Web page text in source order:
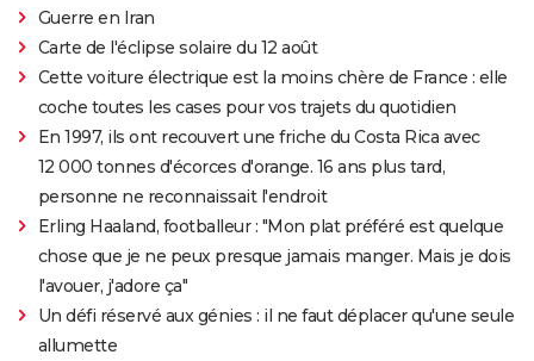
Guerre en Iran
Carte de l'éclipse solaire du 12 août
Cette voiture électrique est la moins chère de France : elle
coche toutes les cases pour vos trajets du quotidien
En 1997, ils ont recouvert une friche du Costa Rica avec
12 000 tonnes d'écorces d'orange. 16 ans plus tard,
personne ne reconnaissait l'endroit
Erling Haaland, footballeur : "Mon plat préféré est quelque
chose que je ne peux presque jamais manger. Mais je dois
l'avouer, j'adore ça"
Un défi réservé aux génies : il ne faut déplacer qu'une seule
allumette